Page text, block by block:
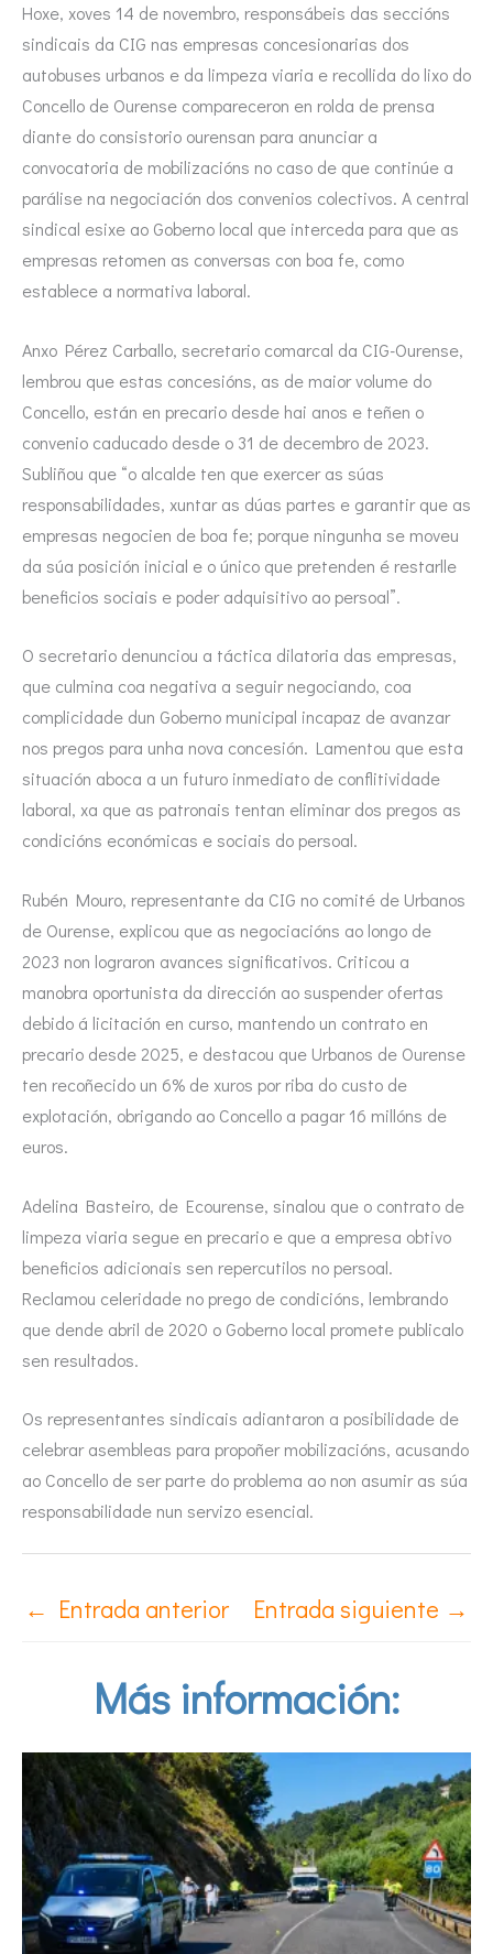
Hoxe, xoves 14 de novembro, responsábeis das seccións
sindicais da CIG nas empresas concesionarias dos
autobuses urbanos e da limpeza viaria e recollida do lixo do
Concello de Ourense compareceron en rolda de prensa
diante do consistorio ourensan para anunciar a
convocatoria de mobilizacións no caso de que continúe a
parálise na negociación dos convenios colectivos. A central
sindical esixe ao Goberno local que interceda para que as
empresas retomen as conversas con boa fe, como
establece a normativa laboral.
Anxo Pérez Carballo, secretario comarcal da CIG-Ourense,
lembrou que estas concesións, as de maior volume do
Concello, están en precario desde hai anos e teñen o
convenio caducado desde o 31 de decembro de 2023.
Subliñou que “o alcalde ten que exercer as súas
responsabilidades, xuntar as dúas partes e garantir que as
empresas negocien de boa fe; porque ningunha se moveu
da súa posición inicial e o único que pretenden é restarlle
beneficios sociais e poder adquisitivo ao persoal”.
O secretario denunciou a táctica dilatoria das empresas,
que culmina coa negativa a seguir negociando, coa
complicidade dun Goberno municipal incapaz de avanzar
nos pregos para unha nova concesión. Lamentou que esta
situación aboca a un futuro inmediato de conflitividade
laboral, xa que as patronais tentan eliminar dos pregos as
condicións económicas e sociais do persoal.
Rubén Mouro, representante da CIG no comité de Urbanos
de Ourense, explicou que as negociacións ao longo de
2023 non lograron avances significativos. Criticou a
manobra oportunista da dirección ao suspender ofertas
debido á licitación en curso, mantendo un contrato en
precario desde 2025, e destacou que Urbanos de Ourense
ten recoñecido un 6% de xuros por riba do custo de
explotación, obrigando ao Concello a pagar 16 millóns de
euros.
Adelina Basteiro, de Ecourense, sinalou que o contrato de
limpeza viaria segue en precario e que a empresa obtivo
beneficios adicionais sen repercutilos no persoal.
Reclamou celeridade no prego de condicións, lembrando
que dende abril de 2020 o Goberno local promete publicalo
sen resultados.
Os representantes sindicais adiantaron a posibilidade de
celebrar asembleas para propoñer mobilizacións, acusando
ao Concello de ser parte do problema ao non asumir as súa
responsabilidade nun servizo esencial.
← Entrada anterior Entrada siguiente →
Más información: